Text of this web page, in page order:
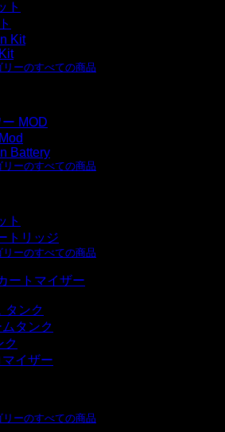
ト
Kit
リーのすべての商品
MOD
Battery
リーのすべての商品
ト
トリッジ
リーのすべての商品
ートマイザー
タンク
タンク
ク
イザー
リーのすべての商品